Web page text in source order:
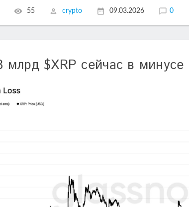
55 crypto 09.03.2026 0
млрд $XRP сейчас в минусе